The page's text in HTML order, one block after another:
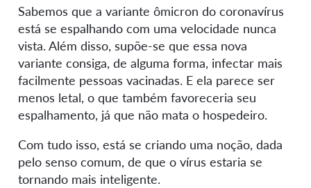
Sabemos que a variante ômicron do coronavírus
está se espalhando com uma velocidade nunca
vista. Além disso, supõe-se que essa nova
variante consiga, de alguma forma, infectar mais
facilmente pessoas vacinadas. E ela parece ser
menos letal, o que também favoreceria seu
espalhamento, já que não mata o hospedeiro.
Com tudo isso, está se criando uma noção, dada
pelo senso comum, de que o vírus estaria se
tornando mais inteligente.